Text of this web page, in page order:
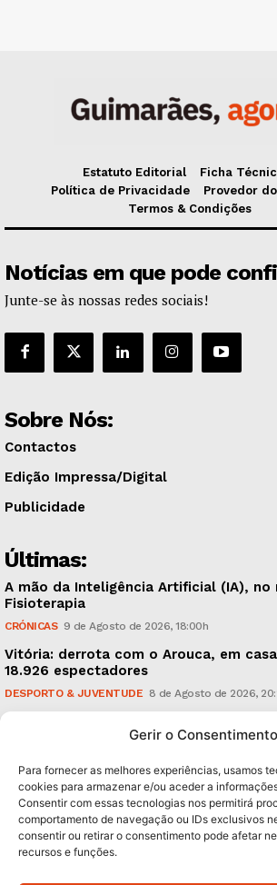
Gerir o Consentimento
Para fornecer as melhores experiências, usamos
cookies para armazenar e/ou aceder a
Consentir com essas tecnologias nos permitirá
comportamento de navegação ou IDs exclusivos
consentir ou retirar o consentimento pode afetar
recursos e funções.
Estatuto Editorial
Ficha
Política de Privacidade
Provedor
Termos & Condições
Notícias em que pode
Junte-se às nossas redes sociais!
Sobre Nós:
Contactos
Edição Impressa/Digital
Publicidade
Últimas:
A mão da Inteligência Artificial (IA), no
Fisioterapia
CRÓNICAS 9 de Agosto de 2026, 18:00h
Vitória: derrota com o Arouca, em
18.926 espectadores
DESPORTO & JUVENTUDE 8 de Agosto de 2026,
Sonus Art Fest: o epicentro da música
Subscreva Newsletter: